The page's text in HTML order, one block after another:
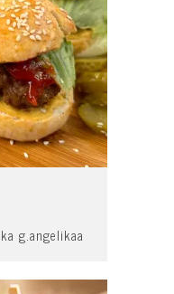
g.angelikaa